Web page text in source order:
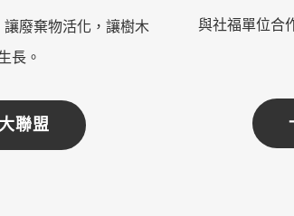
廢棄物活化，讓樹木
長。
聯盟
與社福單位合